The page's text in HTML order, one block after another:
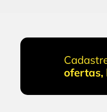
ofertas,